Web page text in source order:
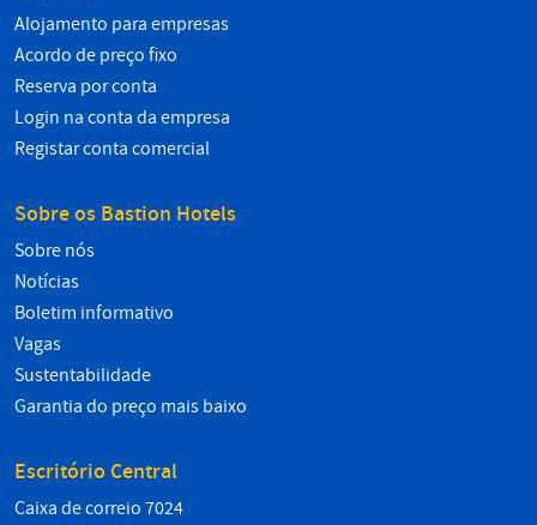
Alojamento para empresas
Acordo de preço fixo
Reserva por conta
Login na conta da empresa
Registar conta comercial
Sobre os Bastion Hotels
Sobre nós
Notícias
Boletim informativo
Vagas
Sustentabilidade
Garantia do preço mais baixo
Escritório Central
Caixa de correio 7024